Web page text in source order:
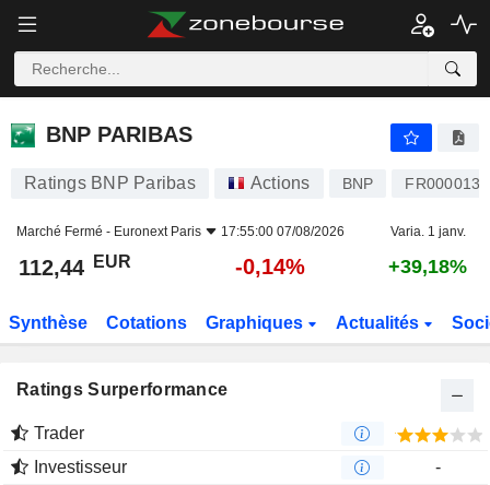
BNP PARIBAS
BNP PARIBAS
Ratings BNP Paribas Actions BNP
Marché Fermé - Euronext Paris 17:55:00 07/08/2026 Varia. 1 janv.
112,44 EUR -0,14% +39,18%
Synthèse Cotations Graphiques Actualités
Ratings Surperformance
Trader
Investisseur
-